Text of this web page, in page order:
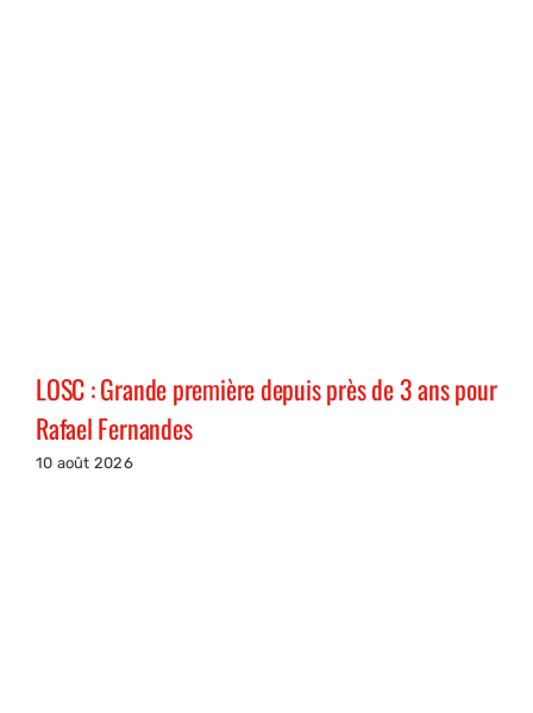
LOSC : Grande première depuis près de 3 ans pour
Rafael Fernandes
10 août 2026